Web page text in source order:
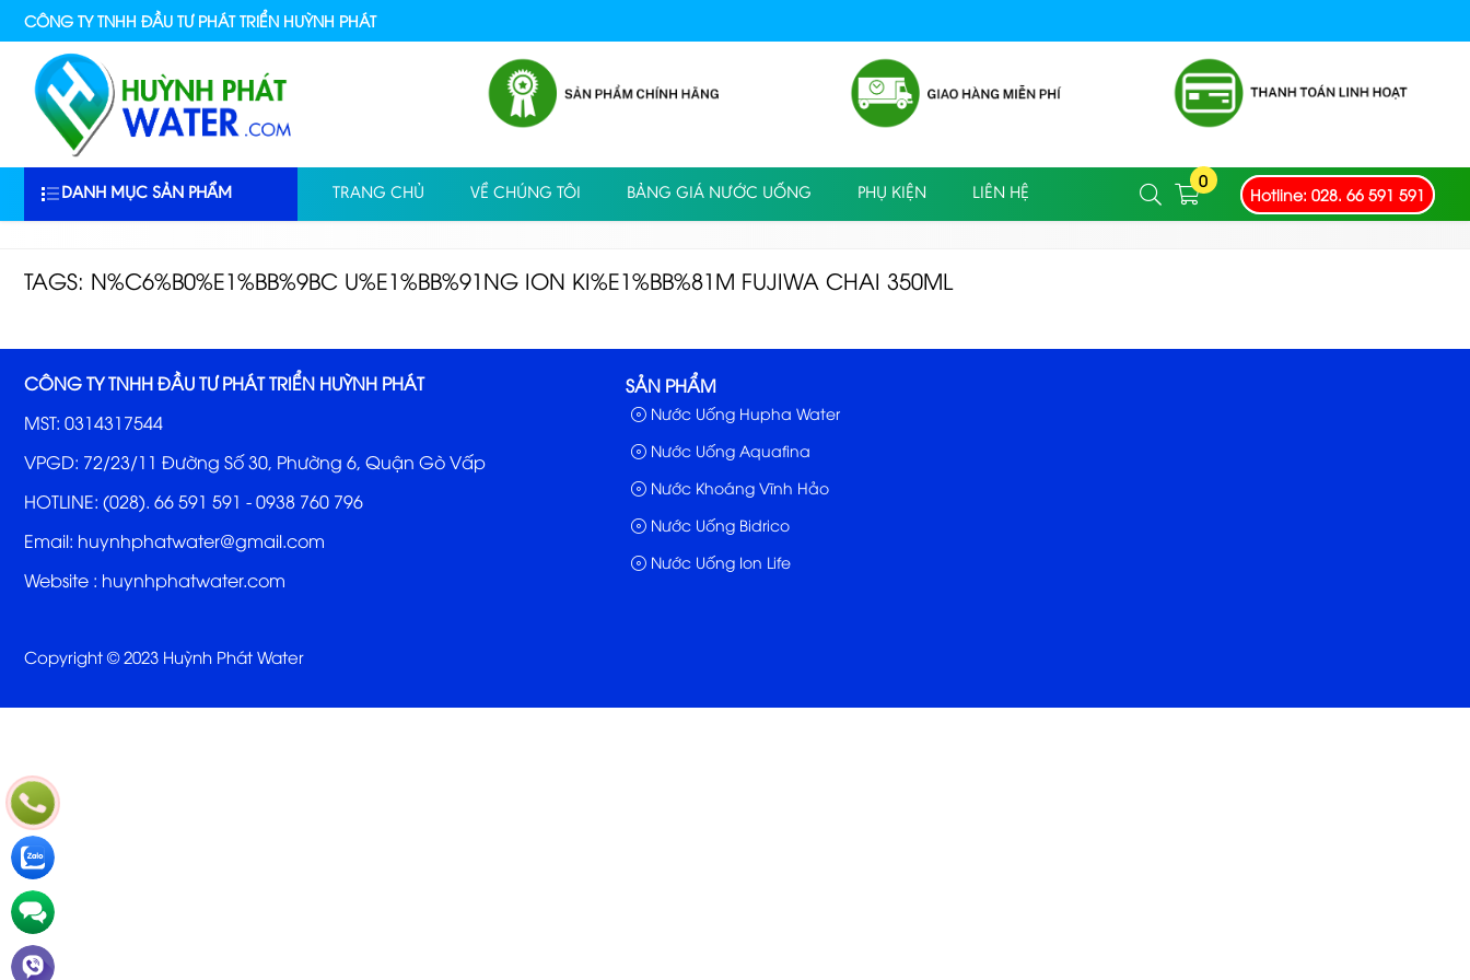
CÔNG TY TNHH ĐẦU TƯ PHÁT TRIỂN HUỲNH PHÁT
DANH MỤC SẢN PHẨM TRANG CHỦ VỀ CHÚNG TÔI BẢNG GIÁ NƯỚC UỐNG PHỤ KIỆN LIÊN HỆ
0
Hotline: 028. 66 591 591
TAGS: N%C6%B0%E1%BB%9BC U%E1%BB%91NG ION KI%E1%BB%81M FUJIWA CHAI 350ML
CÔNG TY TNHH ĐẦU TƯ PHÁT TRIỂN HUỲNH PHÁT
MST: 0314317544
VPGD: 72/23/11 Đường Số 30, Phường 6, Quận Gò Vấp
HOTLINE: (028). 66 591 591 - 0938 760 796
Email: huynhphatwater@gmail.com
Website : huynhphatwater.com
SẢN PHẨM
Nước Uống Hupha Water
Nước Uống Aquafina
Nước Khoáng Vĩnh Hảo
Nước Uống Bidrico
Nước Uống Ion Life
Copyright © 2023 Huỳnh Phát Water